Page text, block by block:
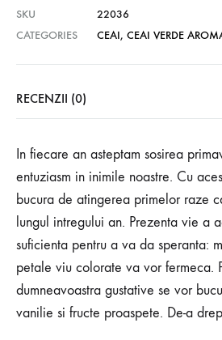
SKU
22036
CATEGORIES
CEAI, CEAI VERDE
RECENZII (0)
In fiecare an asteptam sosirea
entuziasm in inimile noastre. Cu
bucura de atingerea primelor raze
lungul intregului an. Prezenta vie a
suficienta pentru a va da speranta:
petale viu colorate va vor fermeca.
dumneavoastra gustative se vor
vanilie si fructe proaspete. De-a